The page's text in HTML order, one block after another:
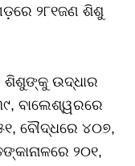
୨୮୧ଜଣ ଶିଶୁ
ଉଦ୍ଧାର
ବାଲେଶ୍ୱରରେ
ବୌଦ୍ଧରେ ୪୦୭,
୨୦୧,